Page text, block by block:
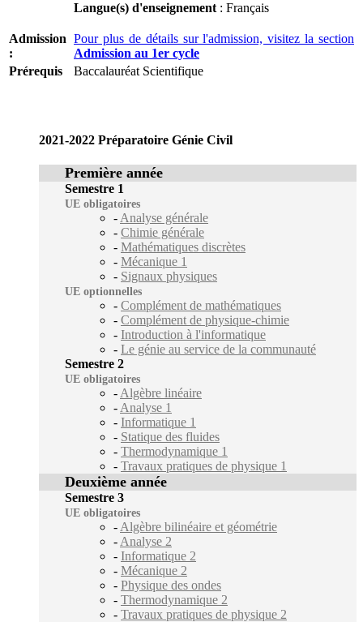
Langue(s) d'enseignement: Français
Admission
:
Pour plus de détails sur l'admission, visitez la section
Admission au 1er cycle
Prérequis
Baccalauréat Scientifique
2021-2022 Préparatoire Génie Civil
Première année
Semestre 1
UE obligatoires
- Analyse générale
- Chimie générale
- Mathématiques discrètes
- Mécanique 1
- Signaux physiques
UE optionnelles
- Complément de mathématiques
- Complément de physique-chimie
- Introduction à l'informatique
- Le génie au service de la communauté
Semestre 2
UE obligatoires
- Algèbre linéaire
- Analyse 1
- Informatique 1
- Statique des fluides
- Thermodynamique 1
- Travaux pratiques de physique 1
Deuxième année
Semestre 3
UE obligatoires
- Algèbre bilinéaire et géométrie
- Analyse 2
- Informatique 2
- Mécanique 2
- Physique des ondes
- Thermodynamique 2
- Travaux pratiques de physique 2